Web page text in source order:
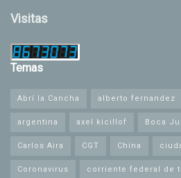
Visitas
Temas
Abrí la Cancha alberto fernandez
argentina axel kicillof Boca
Carlos Aira CGT China
Coronavirus corriente federal de